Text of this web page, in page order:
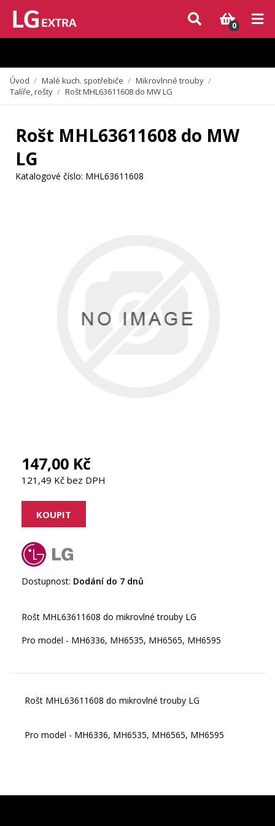
Vzhledem k aktuální situaci se může dodání dílů, které nejsou skladem,
zpozdit. Děkujeme za pochopení.
0
Úvod / Malé kuch. spotřebiče / Mikrovlnné trouby /
Talíře, rošty / Rošt MHL63611608 do MW LG
Rošt MHL63611608 do MW
LG
Katalogové číslo: MHL63611608
147,00 Kč
121,49 Kč bez DPH
Dostupnost: Dodání do 7 dnů
Rošt MHL63611608 do mikrovlné trouby LG
Pro model - MH6336, MH6535, MH6565, MH6595
Rošt MHL63611608 do mikrovlné trouby LG
Pro model - MH6336, MH6535, MH6565, MH6595